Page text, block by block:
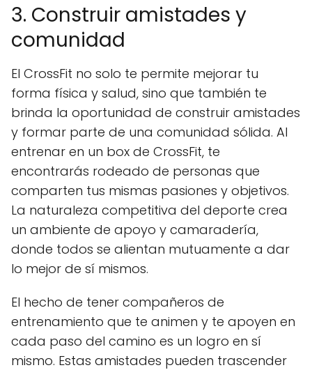
3. Construir amistades y
comunidad
El CrossFit no solo te permite mejorar tu
forma física y salud, sino que también te
brinda la oportunidad de construir amistades
y formar parte de una comunidad sólida. Al
entrenar en un box de CrossFit, te
encontrarás rodeado de personas que
comparten tus mismas pasiones y objetivos.
La naturaleza competitiva del deporte crea
un ambiente de apoyo y camaradería,
donde todos se alientan mutuamente a dar
lo mejor de sí mismos.
El hecho de tener compañeros de
entrenamiento que te animen y te apoyen en
cada paso del camino es un logro en sí
mismo. Estas amistades pueden trascender